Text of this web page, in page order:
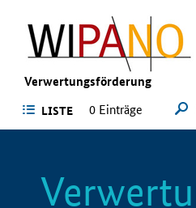
Verwertungsförderung
LISTE 0 Einträge